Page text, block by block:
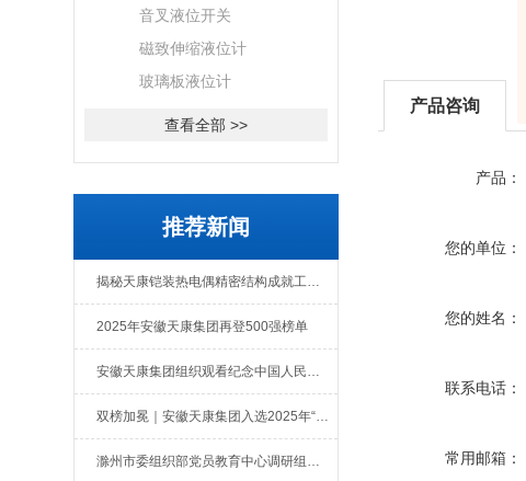
音叉液位开关
磁致伸缩液位计
玻璃板液位计
查看全部 >>
推荐新闻
揭秘天康铠装热电偶精密结构成就工业测温尖兵
2025年安徽天康集团再登500强榜单
安徽天康集团组织观看纪念中国人民抗日战争暨世界反法西斯战争胜利80周年大会直播
双榜加冕｜安徽天康集团入选2025年“中国民营企业500强”与“中国制造业民营企业500强”榜单
滁州市委组织部党员教育中心调研组莅临集团调研党员教育培训工作
产品咨询
产品：
您的单位：
您的姓名：
联系电话：
常用邮箱：